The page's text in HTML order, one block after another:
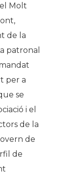
Molt
de la
patronal
per a
se
i el
de la
de
de